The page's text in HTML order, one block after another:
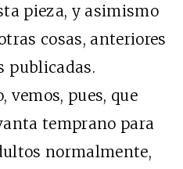
pieza, y asimismo
cosas, anteriores
publicadas.
pues, que
temprano para
normalmente,